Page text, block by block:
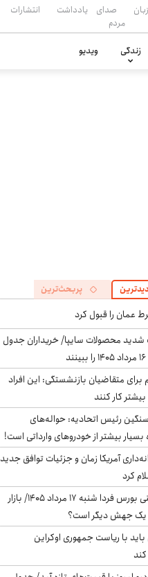
صدای
مردم
یادداشت انتشارات
زندگی ویدیو
پربحث‌ترین
عمان را قبول کرد
شدید محصولات سایپا/ خریداران جدول
برای متقاضیان بازنشستگی: این افراد
رئیس اتحادیه: حواله‌های
بیشتر از خودروهای وارداتی است!
آمریکا زمان و جزئیات توافق جدید
کرد
پیش‌بینی بورس فردا شنبه ۱۷ مرداد ۱۴۰۵/ بازار
یک جهش دیگر است؟
با ریاست جمهوری اوکراین